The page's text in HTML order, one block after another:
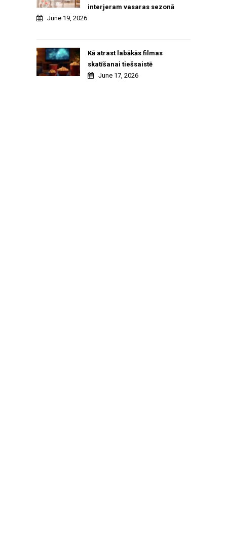
interjeram vasaras sezonā
June 19, 2026
Kā atrast labākās filmas
skatīšanai tiešsaistē
June 17, 2026